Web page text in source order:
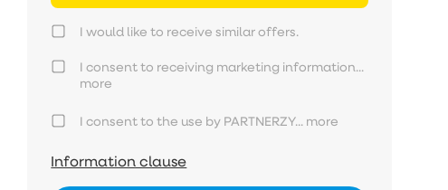
I would like to receive similar offers.
I consent to receiving marketing information...
more
I consent to the use by PARTNERZY... more
Information clause